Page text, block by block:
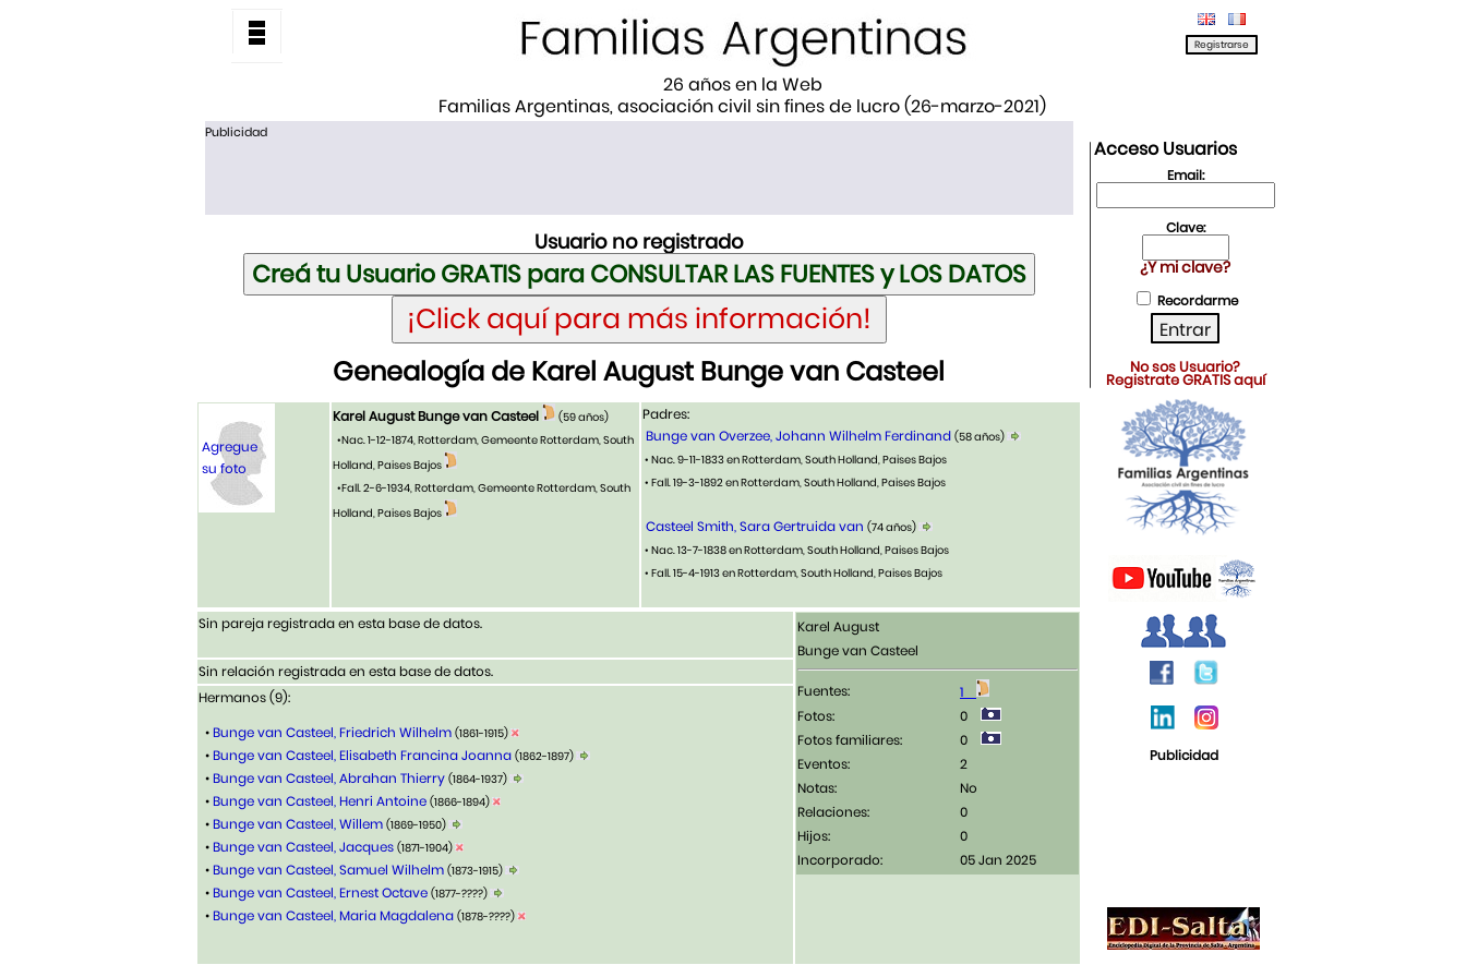
26 años en la Web
Familias Argentinas, asociación civil sin fines de lucro (26-marzo-2021)
Publicidad
Usuario no registrado
Genealogía de Karel August Bunge van Casteel
Agregue
su foto
Karel August Bunge van Casteel
(59 años)
•Nac. 1-12-1874, Rotterdam, Gemeente Rotterdam, South
Holland, Paises Bajos
•Fall. 2-6-1934, Rotterdam, Gemeente Rotterdam, South
Holland, Paises Bajos
Padres:
Bunge van Overzee, Johann Wilhelm Ferdinand (58 años)
• Nac. 9-11-1833 en Rotterdam, South Holland, Paises Bajos
• Fall. 19-3-1892 en Rotterdam, South Holland, Paises Bajos
Casteel Smith, Sara Gertruida van (74 años)
• Nac. 13-7-1838 en Rotterdam, South Holland, Paises Bajos
• Fall. 15-4-1913 en Rotterdam, South Holland, Paises Bajos
Sin pareja registrada en esta base de datos.
Karel August
Bunge van Casteel
Fuentes:
1
Fotos:
0
Fotos familiares:
0
Eventos:
2
Notas:
No
Relaciones:
0
Hijos:
0
Incorporado:
05 Jan 2025
Sin relación registrada en esta base de datos.
Hermanos (9):
•Bunge van Casteel, Friedrich Wilhelm (1861-1915)
•Bunge van Casteel, Elisabeth Francina Joanna (1862-1897)
•Bunge van Casteel, Abrahan Thierry (1864-1937)
•Bunge van Casteel, Henri Antoine (1866-1894)
•Bunge van Casteel, Willem (1869-1950)
•Bunge van Casteel, Jacques (1871-1904)
•Bunge van Casteel, Samuel Wilhelm (1873-1915)
•Bunge van Casteel, Ernest Octave (1877-????)
•Bunge van Casteel, Maria Magdalena (1878-????)
Acceso Usuarios
Email:
Clave:
¿Y mi clave?
Recordarme
No sos Usuario?
Registrate GRATIS aquí
Publicidad